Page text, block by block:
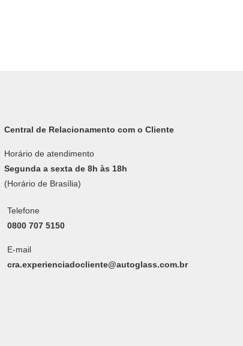
Telefone
0800 707 5150
E-mail
cra.experienciadocliente@autoglass.com.br
Central de Relacionamento com o Cliente
Horário de atendimento
Segunda a sexta de 8h às 18h
(Horário de Brasília)